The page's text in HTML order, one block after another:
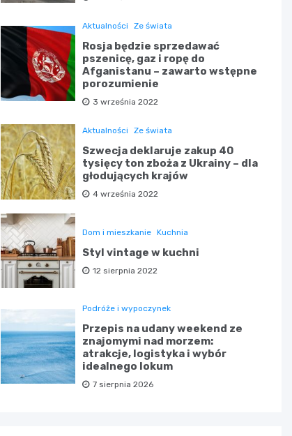
Aktualności Ze świata
Rosja będzie sprzedawać
pszenicę, gaz i ropę do
Afganistanu – zawarto wstępne
porozumienie
3 września 2022
Aktualności Ze świata
Szwecja deklaruje zakup 40
tysięcy ton zboża z Ukrainy – dla
głodujących krajów
4 września 2022
Dom i mieszkanie Kuchnia
Styl vintage w kuchni
12 sierpnia 2022
Podróże i wypoczynek
Przepis na udany weekend ze
znajomymi nad morzem:
atrakcje, logistyka i wybór
idealnego lokum
7 sierpnia 2026